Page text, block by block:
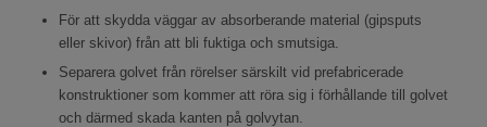
För att skydda väggar av absorberande material (gipsputs
eller skivor) från att bli fuktiga och smutsiga.
Separera golvet från rörelser särskilt vid prefabricerade
konstruktioner som kommer att röra sig i förhållande till golvet
och därmed skada kanten på golvytan.